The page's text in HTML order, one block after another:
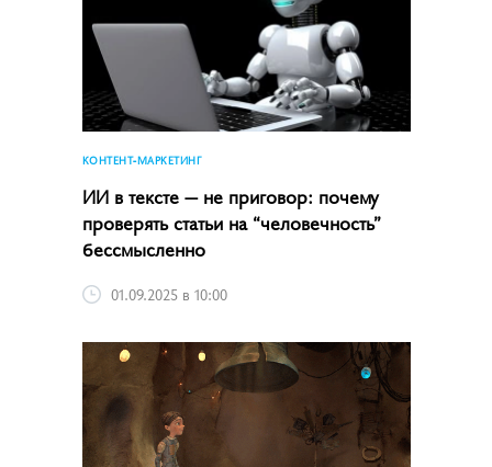
КОНТЕНТ-МАРКЕТИНГ
ИИ в тексте — не приговор: почему
проверять статьи на “человечность”
бессмысленно
01.09.2025 в 10:00